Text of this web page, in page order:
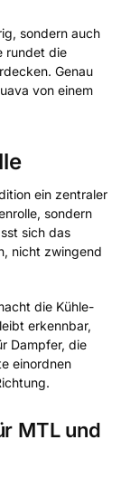
sondern auch
rundet die
Genau
von einem
ein zentraler
sondern
sich das
nicht zwingend
die Kühle-
erkennbar,
Dampfer, die
einordnen
MTL und